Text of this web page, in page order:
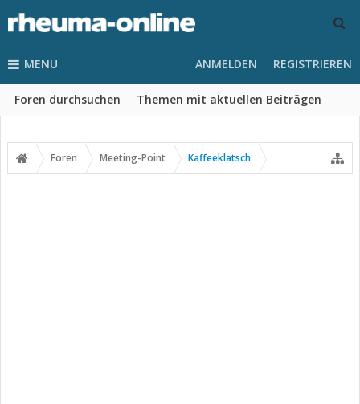
MENU
Foren durchsuchen Themen mit aktuellen Beiträgen
ANMELDEN REGISTRIEREN
Foren Meeting-Point Kaffeeklatsch